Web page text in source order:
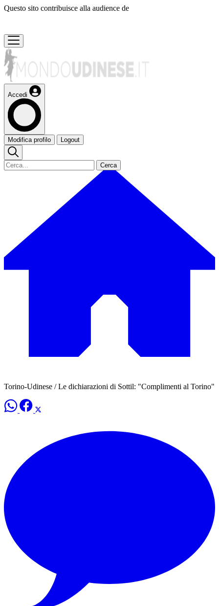
Questo sito contribuisce alla audience de
Accedi
Modifica profilo Logout
Cerca
Torino-Udinese / Le dichiarazioni di Sottil: "Complimenti al Torino"